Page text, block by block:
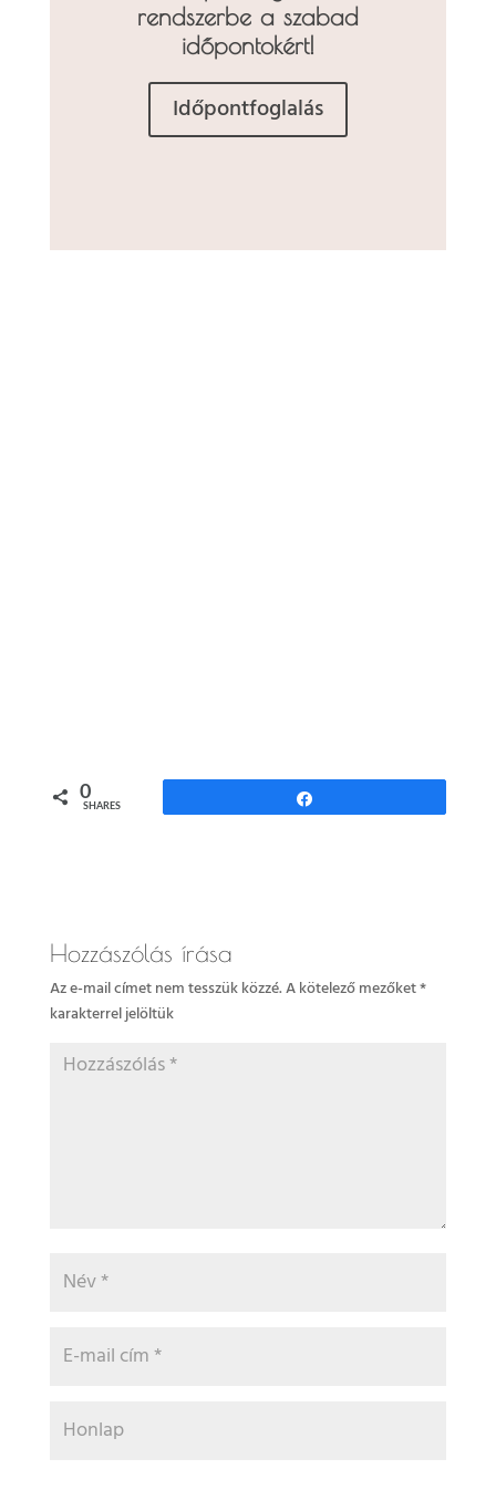
rendszerbe a szabad
időpontokért!
Időpontfoglalás
0
SHARES
Hozzászólás írása
Az e-mail címet nem tesszük közzé.A kötelező mezőket*
karakterrel jelöltük